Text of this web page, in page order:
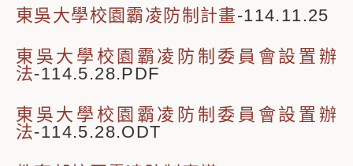
東吳大學校園霸凌防制計畫-114.11.25
東吳大學校園霸凌防制委員會設置辦
法-114.5.28.PDF
東吳大學校園霸凌防制委員會設置辦
法-114.5.28.ODT